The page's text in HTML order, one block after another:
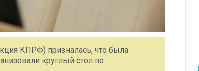
КПРФ) призналась, что была
круглый стол по